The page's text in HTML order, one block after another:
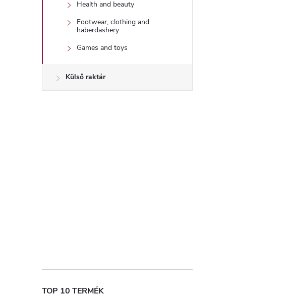
Health and beauty
Footwear, clothing and
haberdashery
Games and toys
Külső raktár
TOP 10 TERMÉK